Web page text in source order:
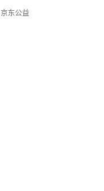
京东公益